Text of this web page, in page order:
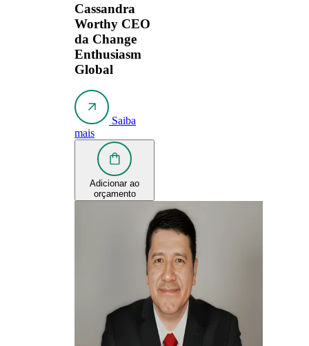
Cassandra
Worthy CEO
da Change
Enthusiasm
Global
Saiba
mais
Adicionar ao
orçamento